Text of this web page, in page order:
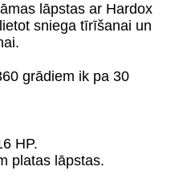
lāpstas ar Hardox
sniega tīrīšanai un
grādiem ik pa 30
HP.
platas lāpstas.